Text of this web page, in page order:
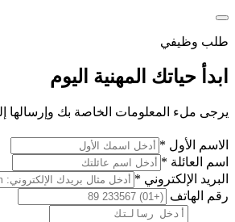
طلب وظيفي
ابدأ حياتك المهنية اليوم
يرجى ملء المعلومات الخاصة بك
الاسم الأول *
اسم العائلة *
البريد الإلكتروني *
رقم الهاتف